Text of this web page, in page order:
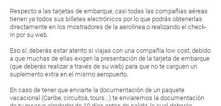
Respecto a las tarjetas de embarque, casi todas las compañías aéreas
tienen ya todos sus billetes electrónicos por lo que podrás obtenerlas
directamente en los mostradores de la aerolínea o realizando el check-
in por su web.
Eso sí, deberás estar atento si viajas con una compañía low cost, debido
a que muchas de ellas exigen la presentación de la tarjeta de embarque
(que deberás realizar a través de su web) para que no te carguen un
suplemento extra en el mismo aeropuerto.
En caso de tener que enviarte la documentación de un paquete
vacacional (Caribe, circuitos, tours...) te enviaremos la documentación